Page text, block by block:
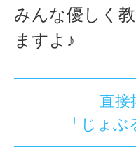
みんな優しく
ますよ♪
直接
「じょ